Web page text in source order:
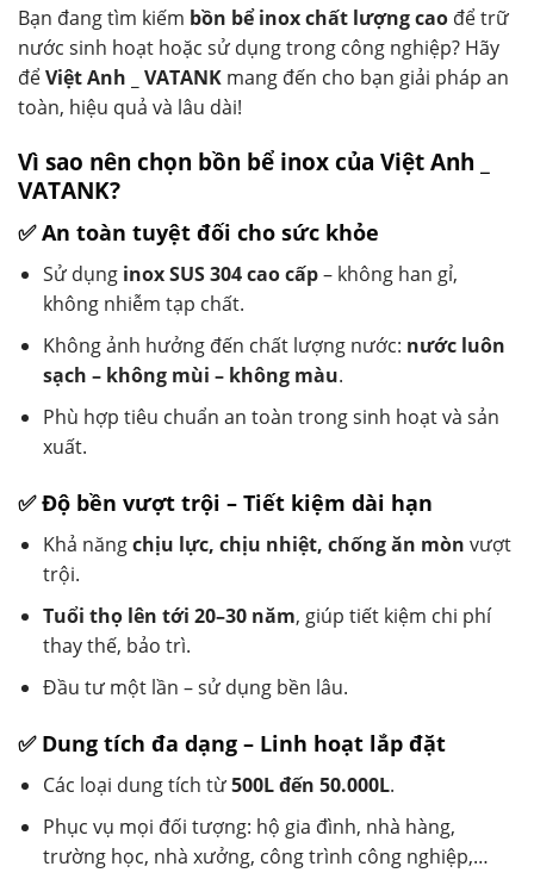
Bạn đang tìm kiếm bồn bể inox chất lượng cao để trữ
nước sinh hoạt hoặc sử dụng trong công nghiệp? Hãy
đểViệt Anh _ VATANK mang đến cho bạn giải pháp an
toàn, hiệu quả và lâu dài!
Vì sao nên chọn bồn bể inox của Việt Anh _
VATANK?
✅ An toàn tuyệt đối cho sức khỏe
Sử dụng inox SUS 304 cao cấp– không han gỉ,
không nhiễm tạp chất.
Không ảnh hưởng đến chất lượng nước: nước luôn
sạch – không mùi – không màu.
Phù hợp tiêu chuẩn an toàn trong sinh hoạt và sản
xuất.
✅ Độ bền vượt trội – Tiết kiệm dài hạn
Khả năngchịu lực, chịu nhiệt, chống ăn mòn vượt
trội.
Tuổi thọ lên tới 20–30 năm, giúp tiết kiệm chi phí
thay thế, bảo trì.
Đầu tư một lần – sử dụng bền lâu.
✅ Dung tích đa dạng – Linh hoạt lắp đặt
Các loại dung tích từ500L đến 50.000L.
Phục vụ mọi đối tượng: hộ gia đình, nhà hàng,
trường học, nhà xưởng, công trình công nghiệp,…